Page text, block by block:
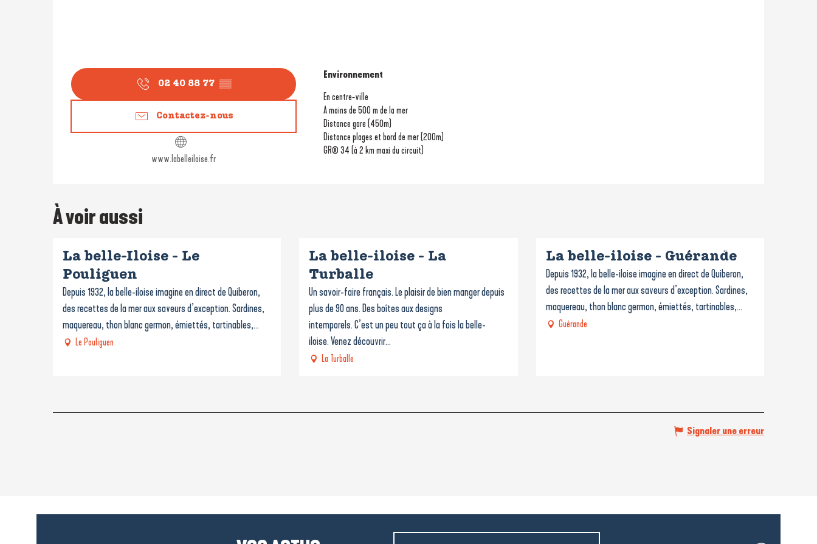
02 40 88 77 ▒▒
Contactez-nous
www.labelleiloise.fr
Environnement
Environnement
En centre-ville
A moins de 500 m de la mer
Distance gare (450m)
Distance plages et bord de mer(200m)
GR® 34 (à 2 km maxi du circuit)
À voir aussi
La belle-Iloise - Le
Pouliguen
Depuis 1932, la belle-iloise imagine en direct de Quiberon,
des recettes de la mer aux saveurs d’exception. Sardines,
maquereau, thon blanc germon, émiettés, tartinables,...
Le Pouliguen
La belle-iloise - La
Turballe
Un savoir-faire français. Le plaisir de bien manger depuis
plus de 90 ans. Des boîtes aux designs
intemporels. C’est un peu tout ça à la fois la belle-
iloise. Venez découvrir...
La Turballe
La belle-iloise - Guérande
Depuis 1932, la belle-iloise imagine en direct de Quiberon,
des recettes de la mer aux saveurs d’exception. Sardines,
maquereau, thon blanc germon, émiettés, tartinables,...
Guérande
Réservable
Signaler une erreur